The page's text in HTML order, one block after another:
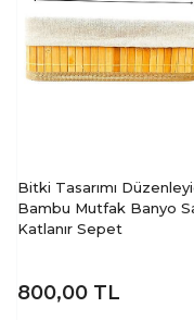
Bitki Tasarımı
Bambu Mutfak Banyo
Katlanır Sepet
800,00 TL